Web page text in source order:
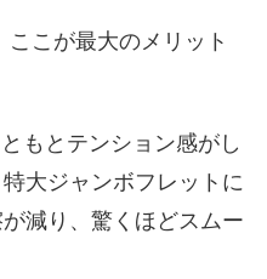
こが最大のメリット
もとテンション感がし
大ジャンボフレットに
減り、驚くほどスムー